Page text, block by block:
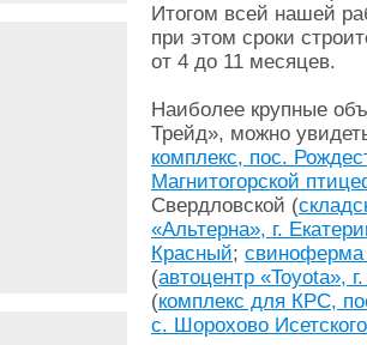
Итогом всей нашей
при этом сроки
от 4 до 11 месяцев.
Наиболее крупные
Трейд», можно
комплекс, пос.
Магнитогорской
Свердловской (
«Альтерна», г.
Красный;
(автоцентр «Toyota»,
(комплекс для КРС,
с. Шорохово